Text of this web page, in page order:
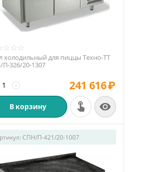
холодильный для пиццы Техно-ТТ
326/20-1307
+ 241 616₽
В корзину 
СПН/П-421/20-1007